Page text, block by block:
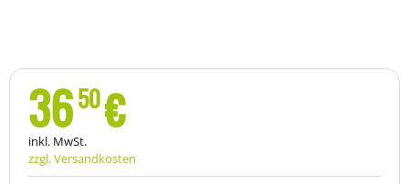
3650€
inkl. MwSt.
zzgl. Versandkosten